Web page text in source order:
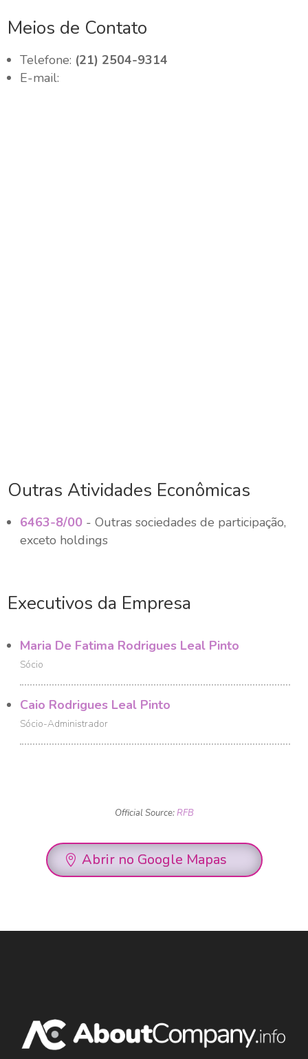
Meios de Contato
Telefone: (21) 2504-9314
E-mail:
Outras Atividades Econômicas
6463-8/00 - Outras sociedades de participação,
exceto holdings
Executivos da Empresa
Maria De Fatima Rodrigues Leal Pinto
Sócio
Caio Rodrigues Leal Pinto
Sócio-Administrador
Official Source:RFB
Abrir no Google Mapas